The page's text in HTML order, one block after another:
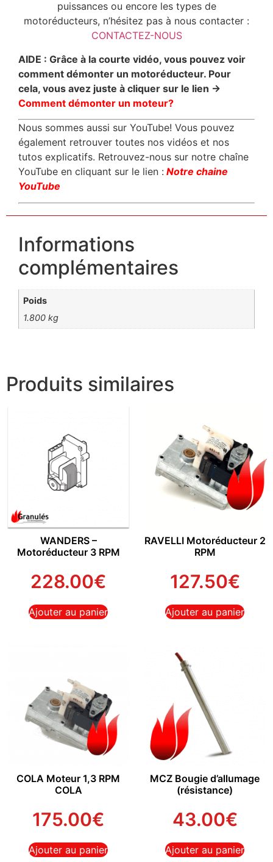
puissances ou encore les types de
motoréducteurs, n’hésitez pas à nous contacter :
CONTACTEZ-NOUS
AIDE : Grâce à la courte vidéo, vous pouvez voir
comment démonter un motoréducteur. Pour
cela, vous avez juste à cliquer sur le lien ->
Comment démonter un moteur?
Nous sommes aussi sur YouTube! Vous pouvez
également retrouver toutes nos vidéos et nos
tutos explicatifs. Retrouvez-nous sur notre chaîne
YouTube en cliquant sur le lien : Notre chaine
YouTube
Informations
complémentaires
Poids
1.800 kg
Produits similaires
WANDERS –
Motoréducteur 3 RPM
228.00€
Ajouter au panier
RAVELLI Motoréducteur 2
RPM
127.50€
Ajouter au panier
COLA Moteur 1,3 RPM
COLA
175.00€
Ajouter au panier
MCZ Bougie d’allumage
(résistance)
43.00€
Ajouter au panier